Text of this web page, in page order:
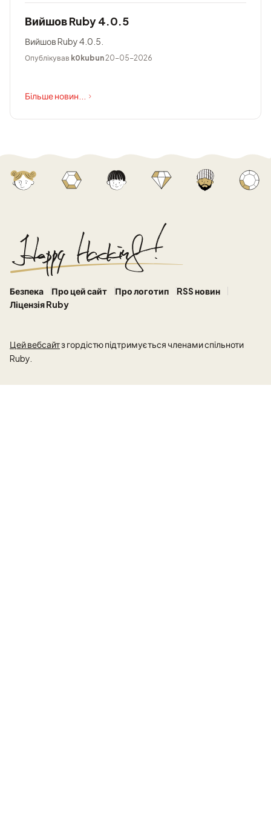
Вийшов Ruby 4.0.5
Вийшов Ruby 4.0.5.
Опублікував k0kubun20-05-2026
Більше новин...
Безпека Про цей сайт Про логотип
RSS новин
Ліцензія Ruby
Цей вебсайтз гордістю підтримується членами спільноти
Ruby.